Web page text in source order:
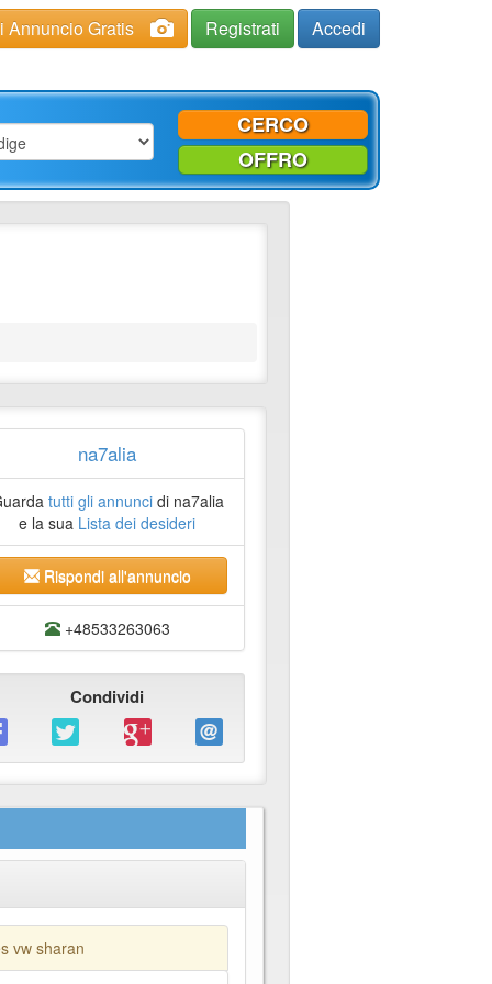
Annuncio Gratis Registrati Accedi
CERCO
OFFRO
na7alia
tutti gli annuncidi na7alia
e la sua Lista dei desideri
Rispondi all'annuncio
+48533263063
Condividi
vw sharan